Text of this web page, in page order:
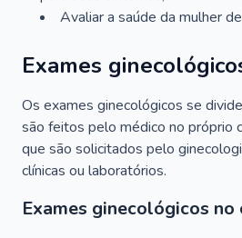
Avaliar a saúde da mulher
Exames
Os exames ginecológicos se
são feitos pelo médico no próprio
que são solicitados pelo
clínicas ou laboratórios.
Exames ginecológicos